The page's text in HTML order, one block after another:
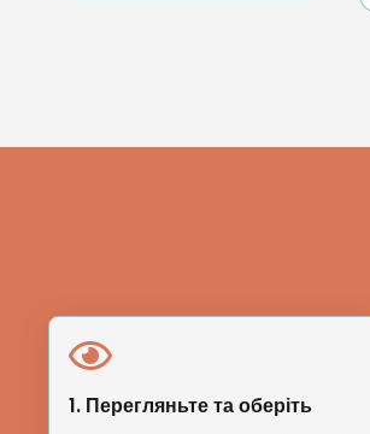
1. Перегляньте та оберіть